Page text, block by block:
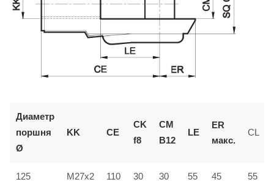
Диаметр
поршня
Ø
KK CE
CK
f8
CM
B12
LE
ER
макс.
CL
125 M27x2 110 30 30 55 45 55